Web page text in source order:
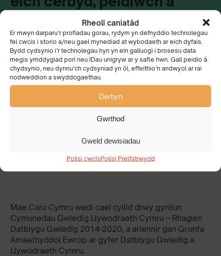
Rheoli caniatâd
Er mwyn darparu’r profiadau gorau, rydym yn defnyddio technolegau
fel cwcis i storio a/neu gael mynediad at wybodaeth ar eich dyfais.
Bydd cydsynio i’r technolegau hyn yn ein galluogi i brosesu data
megis ymddygiad pori neu IDau unigryw ar y safle hwn. Gall peidio â
chydsynio, neu dynnu’ch cydsyniad yn ôl, effeithio’n andwyol ar rai
nodweddion a swyddogaethau.
Derbyn
Gwrthod
Gweld dewisiadau
Polisi cwcisPolisi Preifatrwydd
gadael unrhyw beth ar eich
ôl. Cadwch eich cydwybod
a’n ffyrdd yn glir drwy fynd
â’ch sbwriel gartref neu ei
roi yn y bin agosaf.
Cadwch Gymru'n Daclus
Mae Caru Cymru wedi cael cyllid drwy gynllun
Cymunedau Gwledig Llywodraeth Cymru – Rhaglen
Datblygu Gwledig 2014-2020, a ariennir gan Gronfa
Amaethyddol Ewrop ar gyfer Datblygu Gwledig a
Llywodraeth Cymru.